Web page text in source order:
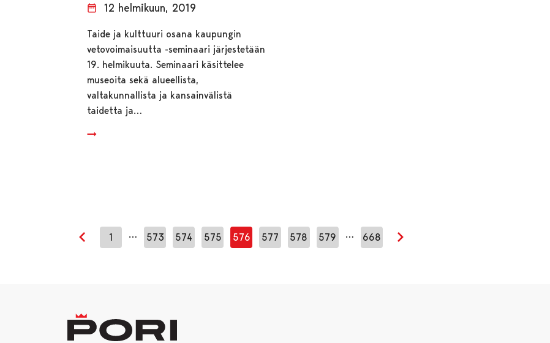
12 helmikuun, 2019
Taide ja kulttuuri osana kaupungin
vetovoimaisuutta -seminaari järjestetään
19. helmikuuta. Seminaari käsittelee
museoita sekä alueellista,
valtakunnallista ja kansainvälistä
taidetta ja…
Edellinen sivu
1 … 573 574 575 576 577 578 579 … 668